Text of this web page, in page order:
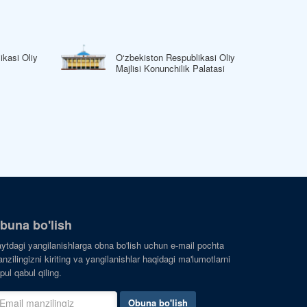
Oliy
O‘zbekiston Respublikasi Oliy
Majlisi Konunchilik Palatasi
bo'lish
yangilanishlarga obna bo'lish uchun e-mail pochta
kiriting va yangilanishlar haqidagi ma'lumotlarni
qabul qiling.
Obuna bo'lish